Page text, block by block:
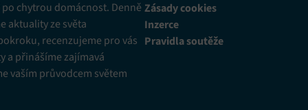
chytrou domácnost. Denně
aktuality ze světa
recenzujeme pro vás
a přinášíme zajímavá
vaším průvodcem světem
Zásady cookies
Inzerce
Pravidla soutěže